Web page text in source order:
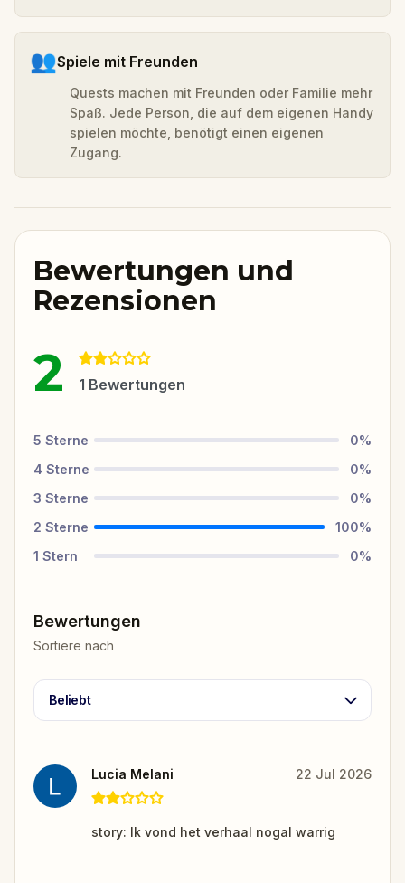
👥Spiele mit Freunden
Quests machen mit Freunden oder Familie mehr
Spaß. Jede Person, die auf dem eigenen Handy
spielen möchte, benötigt einen eigenen
Zugang.
Bewertungen und
Rezensionen
2 1 Bewertungen
5 Sterne 0%
4 Sterne 0%
3 Sterne 0%
2 Sterne 100%
1 Stern 0%
Bewertungen
Sortiere nach
Beliebt
Lucia Melani 22 Jul 2026
story: Ik vond het verhaal nogal warrig